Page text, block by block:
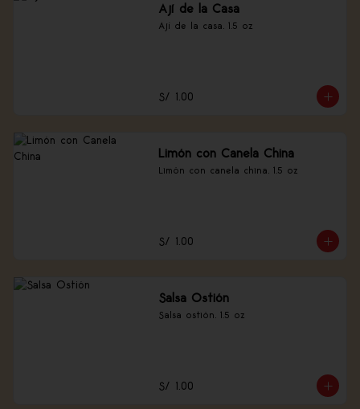
Ají de la Casa
Ají de la casa, 1.5 oz
S/ 1.00
Limón con Canela China
Limón con canela china, 1.5 oz
S/ 1.00
Salsa Ostión
Salsa ostión, 1.5 oz
S/ 1.00